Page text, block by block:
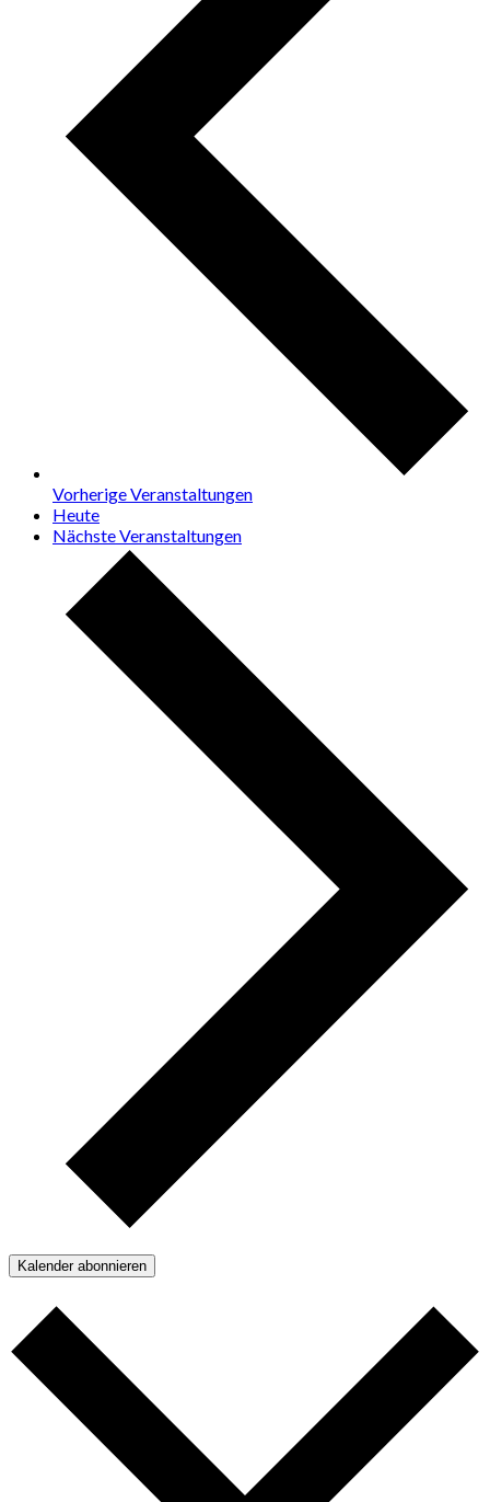
VorherigeVeranstaltungen
Heute
NächsteVeranstaltungen
Kalender abonnieren